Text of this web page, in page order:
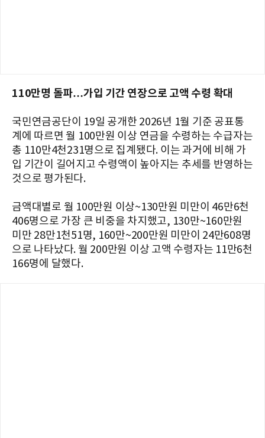
110만명 돌파…가입 기간 연장으로 고액 수령 확대
국민연금공단이 19일 공개한 2026년 1월 기준 공표통
계에 따르면 월 100만원 이상 연금을 수령하는 수급자는
총 110만4천231명으로 집계됐다. 이는 과거에 비해 가
입 기간이 길어지고 수령액이 높아지는 추세를 반영하는
것으로 평가된다.
금액대별로 월 100만원 이상~130만원 미만이 46만6천
406명으로 가장 큰 비중을 차지했고, 130만~160만원
미만 28만1천51명, 160만~200만원 미만이 24만608명
으로 나타났다. 월 200만원 이상 고액 수령자는 11만6천
166명에 달했다.